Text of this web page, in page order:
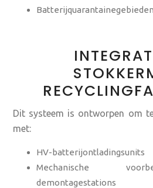
Batterijquarantainegebieden
Dit systeem is ontworpen om
met:
HV-batterijontladingsunits
Mechanische
demontagestations